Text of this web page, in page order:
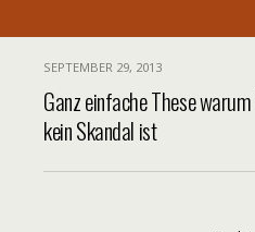
SEPTEMBER 29, 2013
Ganz einfache These
kein Skandal ist